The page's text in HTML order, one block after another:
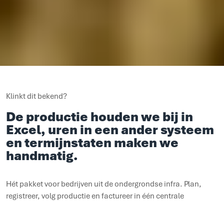
Klinkt dit bekend?
De productie houden we bij in
Excel, uren in een ander systeem
en termijnstaten maken we
handmatig.
Hét pakket voor bedrijven uit de ondergrondse infra. Plan,
registreer, volg productie en factureer in één centrale